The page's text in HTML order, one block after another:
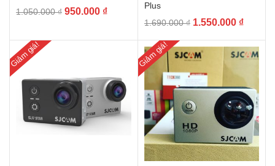
1.050.000₫ Giá
950.000 ₫Giá
950.000 ₫.
Plus
1.690.000₫ Giá
là:
1.690.000 ₫.
1.550.000 ₫Giá
tại
là:
Giảm giá! Giảm giá!